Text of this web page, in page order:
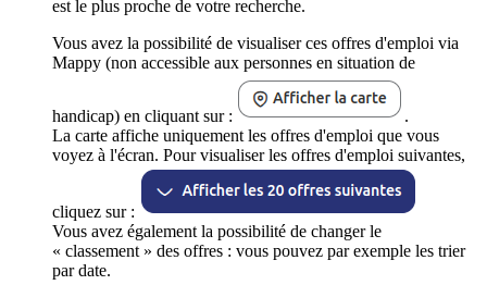
est le plus proche de votre recherche.
Vous avez la possibilité de visualiser ces offres d'emploi via
Mappy (non accessible aux personnes en situation de
handicap) en cliquant sur :
.
La carte affiche uniquement les offres d'emploi que vous
voyez à l'écran. Pour visualiser les offres d'emploi suivantes,
cliquez sur :
Vous avez également la possibilité de changer le
« classement » des offres : vous pouvez par exemple les trier
par date.